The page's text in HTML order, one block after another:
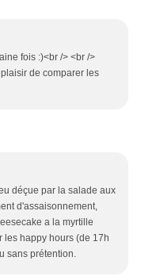
fois :)<br /> <br />
de comparer les
déçue par la salade aux
d'assaisonnement,
a la myrtille
les happy hours (de 17h
sans prétention.